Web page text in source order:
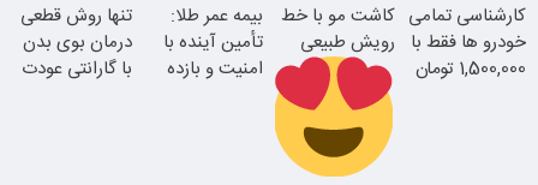
24ماه ماندگاری
کارشناسی تمامی
خودرو ها فقط با
1,500,000 تومان
کاشت مو با خط
رویش طبیعی
بیمه عمر طلا:
تأمین آینده با
امنیت و بازده
تنها روش قطعی
درمان بوی بدن
با گارانتی عودت